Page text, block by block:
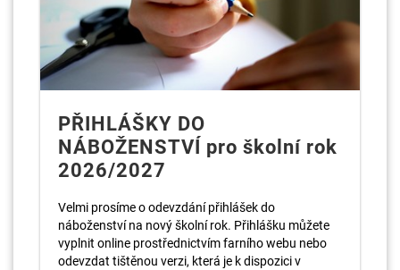
PŘIHLÁŠKY DO
NÁBOŽENSTVÍ pro školní rok
2026/2027
Velmi prosíme o odevzdání přihlášek do
náboženství na nový školní rok. Přihlášku můžete
vyplnit online prostřednictvím farního webu nebo
odevzdat tištěnou verzi, která je k dispozici v